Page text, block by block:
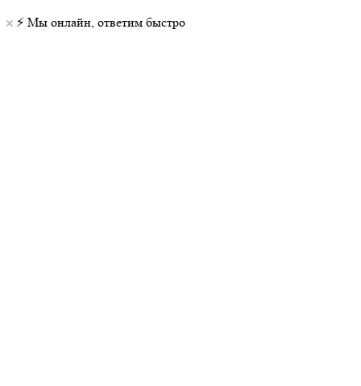
⚡️ Мы онлайн, ответим быстро